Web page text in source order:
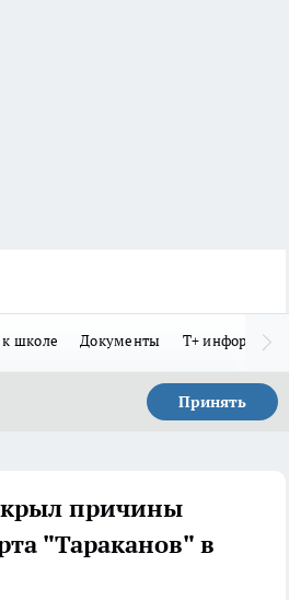
школе Документы Т+
Принять
причины
"Тараканов" в